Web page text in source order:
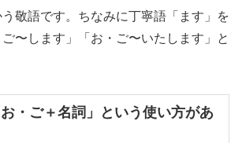
敬語です。ちなみに丁寧語「ます」を
〜します」「お・ご〜いたします」と
・ご＋名詞」という使い方があ